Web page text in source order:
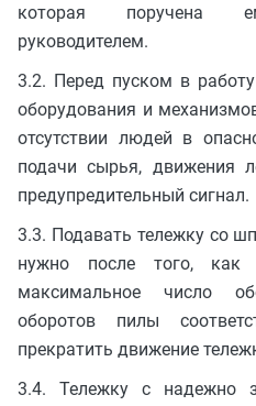
которая поручена
руководителем.
3.2. Перед пуском в
оборудования и
отсутствии людей в
подачи сырья, движения
предупредительный сигнал.
3.3. Подавать тележку со
нужно после того, как
максимальное число
оборотов пилы
прекратить движение
3.4. Тележку с надежно